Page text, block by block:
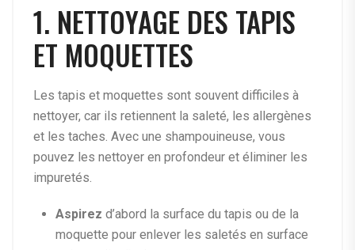
1. NETTOYAGE DES TAPIS
ET MOQUETTES
Les tapis et moquettes sont souvent difficiles à
nettoyer, car ils retiennent la saleté, les allergènes
et les taches. Avec une shampouineuse, vous
pouvez les nettoyer en profondeur et éliminer les
impuretés.
Aspirez d’abord la surface du tapis ou de la
moquette pour enlever les saletés en surface